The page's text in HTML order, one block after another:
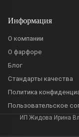
Информация
О компании
О фарфоре
Блог
Стандарты качества
Политика
Пользовательское
ИП Жидова Ирина